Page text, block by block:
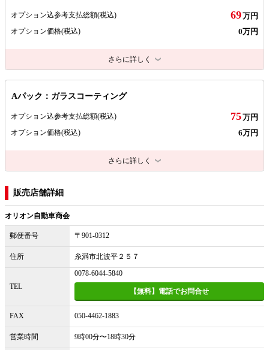
オプション込参考支払総額(税込) 69万円
オプション価格(税込) 0万円
さらに詳しく
Aパック：ガラスコーティング
オプション込参考支払総額(税込) 75万円
オプション価格(税込) 6万円
さらに詳しく
販売店舗詳細
オリオン自動車商会
郵便番号 〒901-0312
住所 糸満市北波平２５７
TEL
0078-6044-5840
【無料】電話でお問合せ
FAX 050-4462-1883
営業時間 9時00分〜18時30分